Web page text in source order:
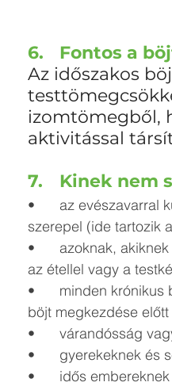
6.	Fontos a
Az időszakos
izomtömegből,
aktivitással
7.	Kinek
•	az evészavarral küzdőknek vagy azoknak, akiknek a kórtörténetében evészavar
szerepel (ide tartozik
•	azoknak, akiknek az örökös diétázás vagy egyéb okok miatt megromlott a kapcsolata
az étellel vagy a
•	minden krónikus betegség esetén érdemes orvos vagy dietetikus véleményét kikérni a
böjt megkezdése előtt
•	várandósság
•	gyerekeknek és
•	idős embereknek